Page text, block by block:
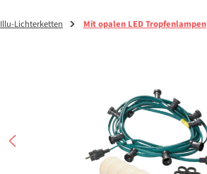
Illu-Lichterketten Mit opalen LED Tropfenlampen